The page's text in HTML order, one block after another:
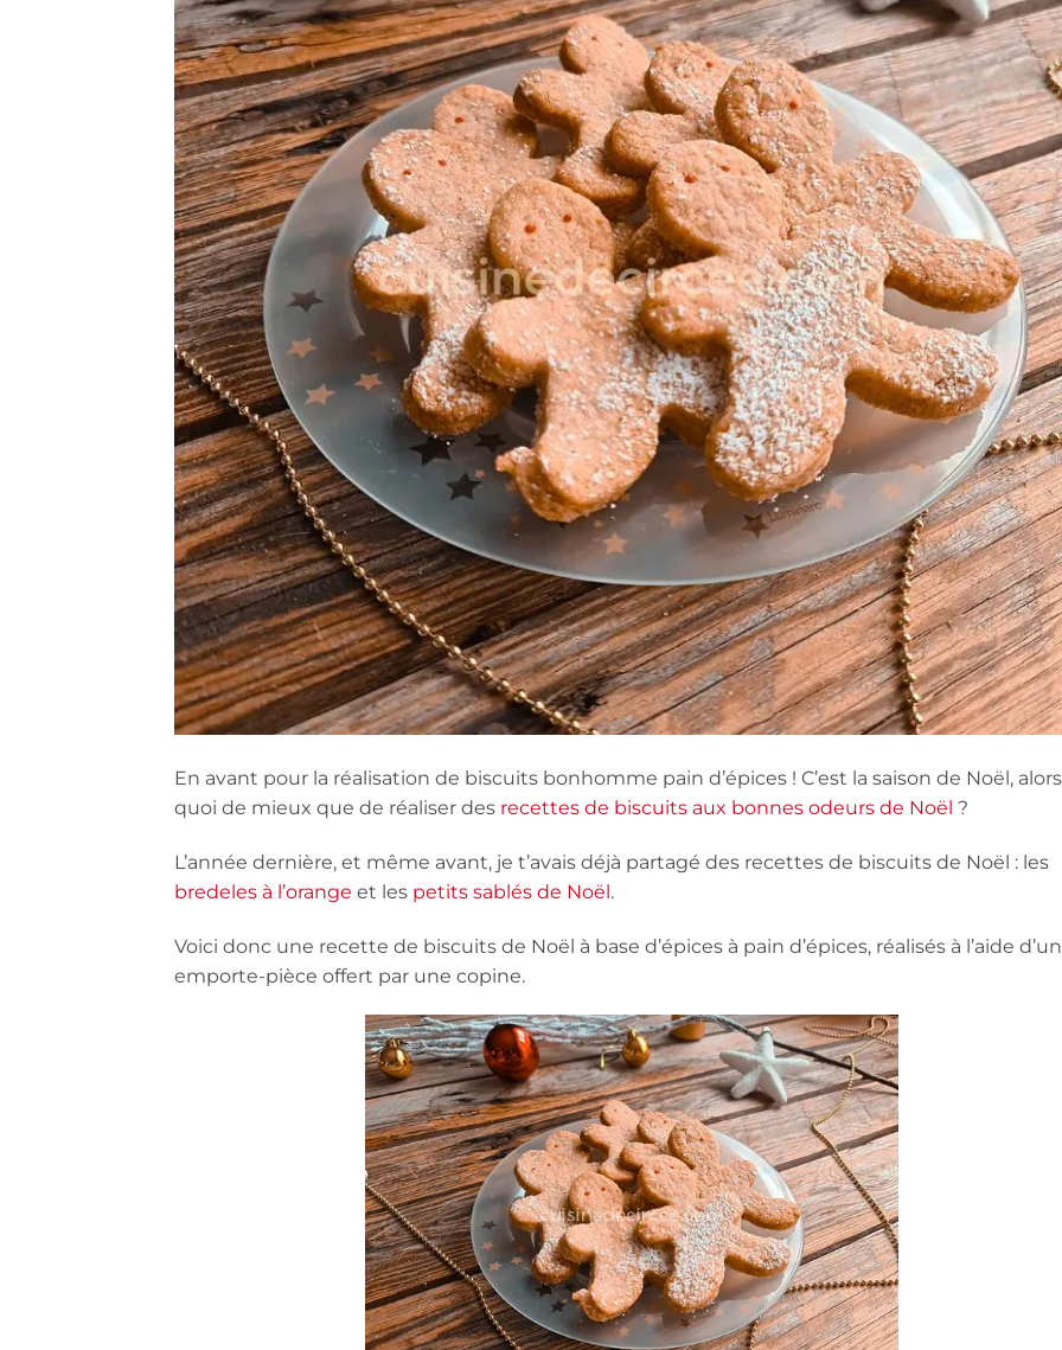
En avant pour la réalisation de biscuits bonhomme pain d’épices ! C’est la saison de Noël, alors
quoi de mieux que de réaliser des recettes de biscuits aux bonnes odeurs de Noël ?
L’année dernière, et même avant, je t’avais déjà partagé des recettes de biscuits de Noël : les
bredeles à l’orange et les petits sablés de Noël.
Voici donc une recette de biscuits de Noël à base d’épices à pain d’épices, réalisés à l’aide d’un
emporte-pièce offert par une copine.